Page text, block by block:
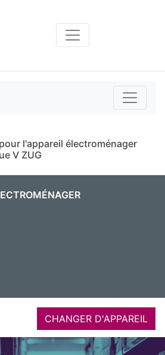
l'appareil électroménager
V ZUG
CHANGER D'APPAREIL